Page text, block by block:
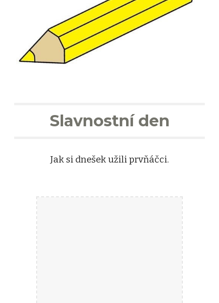
Slavnostní den
Jak si dnešek užili prvňáčci.